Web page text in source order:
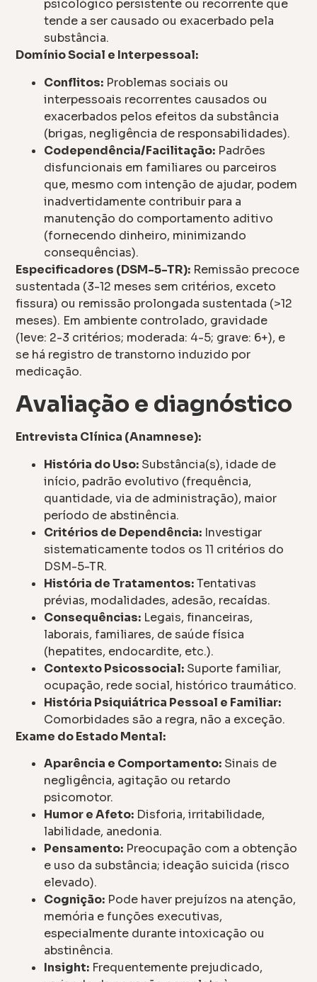
psicológico persistente ou recorrente que
tende a ser causado ou exacerbado pela
substância.
Domínio Social e Interpessoal:
Conflitos: Problemas sociais ou
interpessoais recorrentes causados ou
exacerbados pelos efeitos da substância
(brigas, negligência de responsabilidades).
Codependência/Facilitação: Padrões
disfuncionais em familiares ou parceiros
que, mesmo com intenção de ajudar, podem
inadvertidamente contribuir para a
manutenção do comportamento aditivo
(fornecendo dinheiro, minimizando
consequências).
Especificadores (DSM-5-TR): Remissão precoce
sustentada (3-12 meses sem critérios, exceto
fissura) ou remissão prolongada sustentada (>12
meses). Em ambiente controlado, gravidade
(leve: 2-3 critérios; moderada: 4-5; grave: 6+), e
se há registro de transtorno induzido por
medicação.
Avaliação e diagnóstico
Entrevista Clínica (Anamnese):
História do Uso: Substância(s), idade de
início, padrão evolutivo (frequência,
quantidade, via de administração), maior
período de abstinência.
Critérios de Dependência: Investigar
sistematicamente todos os 11 critérios do
DSM-5-TR.
História de Tratamentos:Tentativas
prévias, modalidades, adesão, recaídas.
Consequências: Legais, financeiras,
laborais, familiares, de saúde física
(hepatites, endocardite, etc.).
Contexto Psicossocial: Suporte familiar,
ocupação, rede social, histórico traumático.
História Psiquiátrica Pessoal e Familiar:
Comorbidades são a regra, não a exceção.
Exame do Estado Mental:
Aparência e Comportamento: Sinais de
negligência, agitação ou retardo
psicomotor.
Humor e Afeto: Disforia, irritabilidade,
labilidade, anedonia.
Pensamento: Preocupação com a obtenção
e uso da substância; ideação suicida (risco
elevado).
Cognição: Pode haver prejuízos na atenção,
memória e funções executivas,
especialmente durante intoxicação ou
abstinência.
Insight: Frequentemente prejudicado,